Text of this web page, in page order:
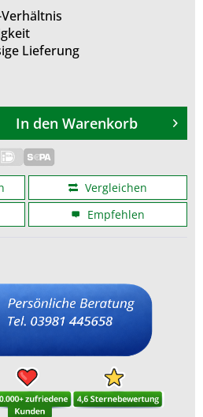
Lieferung
In den Warenkorb
Vergleichen
Empfehlen